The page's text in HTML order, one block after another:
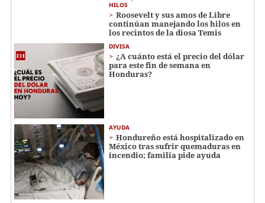
HILOS
Roosevelt y sus amos de Libre
continúan manejando los hilos en
los recintos de la diosa Temis
DIVISA
¿A cuánto está el precio del dólar
para este fin de semana en
Honduras?
AYUDA
Hondureño está hospitalizado en
México tras sufrir quemaduras en
incendio; familia pide ayuda